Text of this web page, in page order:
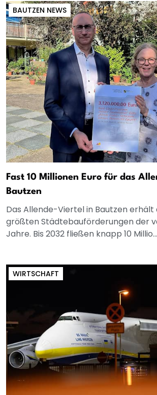
BAUTZEN NEWS
Fast 10 Millionen Euro für das
Bautzen
Das Allende-Viertel in Bautzen erhält
größten Städtebauförderungen der
Jahre. Bis 2032 fließen knapp 10 Millio...
WIRTSCHAFT